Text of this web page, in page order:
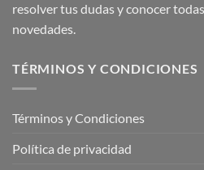
resolver tus dudas y conocer
novedades.
TÉRMINOS Y CONDICIONES
Términos y Condiciones
Política de privacidad